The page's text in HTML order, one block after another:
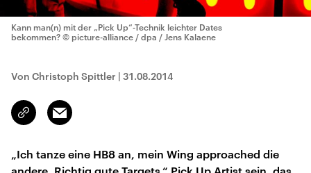
Kann man(n) mit der „Pick Up“-Technik leichter Dates
bekommen? © picture-alliance / dpa / Jens Kalaene
Von Christoph Spittler | 31.08.2014
Link
kopieren/teilen
Email
„Ich tanze eine HB8 an, mein Wing approached die